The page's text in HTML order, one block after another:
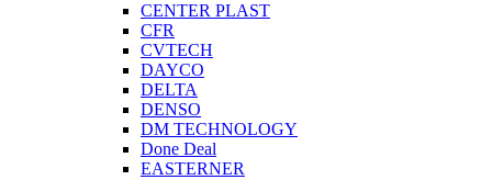
CENTER PLAST
CFR
CVTECH
DAYCO
DELTA
DENSO
DM TECHNOLOGY
Done Deal
EASTERNER